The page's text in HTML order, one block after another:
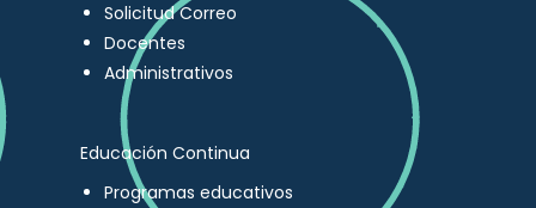
Solicitud Correo
Docentes
Administrativos
Educación Continua
Programas educativos